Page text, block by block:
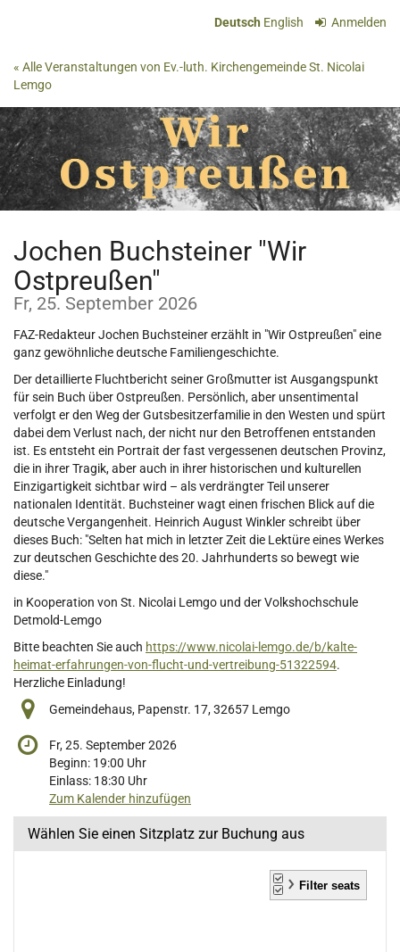
springen
Deutsch English Anmelden
« Alle Veranstaltungen von Ev.-luth. Kirchengemeinde St. Nicolai
Lemgo
Jochen Buchsteiner "Wir
Ostpreußen"
Fr, 25. September 2026
FAZ-Redakteur Jochen Buchsteiner erzählt in "Wir Ostpreußen" eine
ganz gewöhnliche deutsche Familiengeschichte.
Der detaillierte Fluchtbericht seiner Großmutter ist Ausgangspunkt
für sein Buch über Ostpreußen. Persönlich, aber unsentimental
verfolgt er den Weg der Gutsbesitzerfamilie in den Westen und spürt
dabei dem Verlust nach, der nicht nur den Betroffenen entstanden
ist. Es entsteht ein Portrait der fast vergessenen deutschen Provinz,
die in ihrer Tragik, aber auch in ihrer historischen und kulturellen
Einzigartigkeit sichtbar wird – als verdrängter Teil unserer
nationalen Identität. Buchsteiner wagt einen frischen Blick auf die
deutsche Vergangenheit. Heinrich August Winkler schreibt über
dieses Buch: "Selten hat mich in letzter Zeit die Lektüre eines Werkes
zur deutschen Geschichte des 20. Jahrhunderts so bewegt wie
diese."
in Kooperation von St. Nicolai Lemgo und der Volkshochschule
Detmold-Lemgo
Bitte beachten Sie auch https://www.nicolai-lemgo.de/b/kalte-
heimat-erfahrungen-von-flucht-und-vertreibung-51322594.
Herzliche Einladung!
Gemeindehaus, Papenstr. 17, 32657 Lemgo
Fr, 25. September 2026
Beginn: 19:00 Uhr
Einlass: 18:30 Uhr
Zum Kalender hinzufügen
Wählen Sie einen Sitzplatz zur Buchung aus